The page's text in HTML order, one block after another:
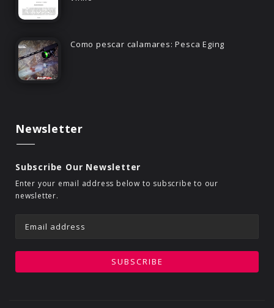
Como pescar calamares: Pesca Eging
Newsletter
Subscribe Our Newsletter
Enter your email address below to subscribe to our
newsletter.